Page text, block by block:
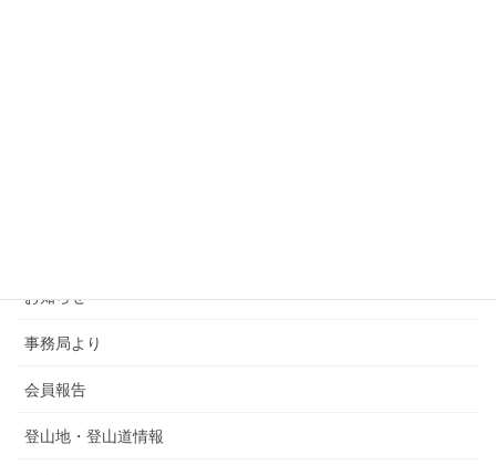
お知らせ
事務局より
会員報告
登山地・登山道情報